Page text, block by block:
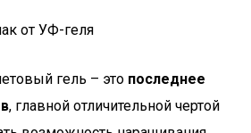
от УФ-геля
гель – это последнее
, главной отличительной чертой